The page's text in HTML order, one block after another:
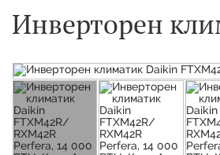
Инверторен